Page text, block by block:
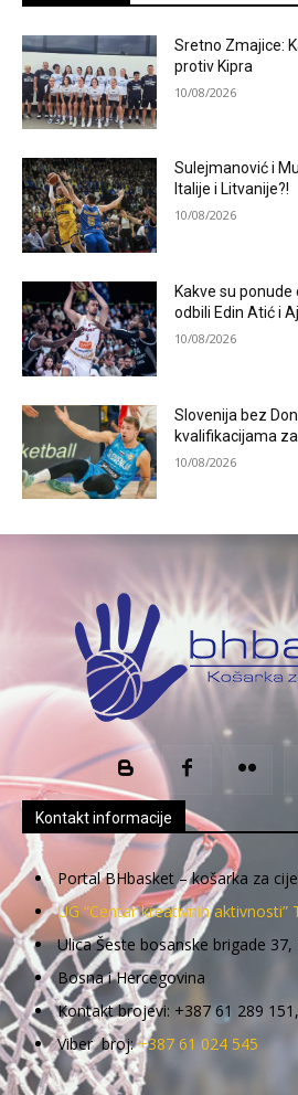
Sretno Zmajice:
protiv Kipra
10/08/2026
Sulejmanović i
Italije i Litvanije?!
10/08/2026
Kakve su ponude
odbili Edin Atić i
10/08/2026
Slovenija bez
kvalifikacijama
10/08/2026
Kontakt informacije
Portal BHbasket – košarka za
UG “Centar kreativnih aktivnosti”
Ulica Šeste bosanske brigade 37,
Bosna i Hercegovina
Kontakt brojevi: +387 61 289
Viber broj:+387 61 024 545